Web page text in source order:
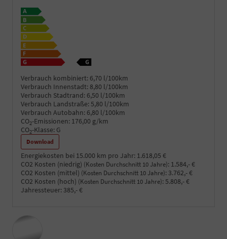
Verbrauch kombiniert: 6,70 l/100km
Verbrauch Innenstadt: 8,80 l/100km
Verbrauch Stadtrand: 6,50 l/100km
Verbrauch Landstraße: 5,80 l/100km
Verbrauch Autobahn: 6,80 l/100km
CO2-Emissionen: 176,00 g/km
CO2-Klasse: G
Download
Energiekosten bei 15.000 km pro Jahr: 1.618,05 €
CO2 Kosten (niedrig) (Kosten Durchschnitt 10 Jahre): 1.584,- €
CO2 Kosten (mittel) (Kosten Durchschnitt 10 Jahre): 3.762,- €
CO2 Kosten (hoch) (Kosten Durchschnitt 10 Jahre): 5.808,- €
Jahressteuer: 385,- €